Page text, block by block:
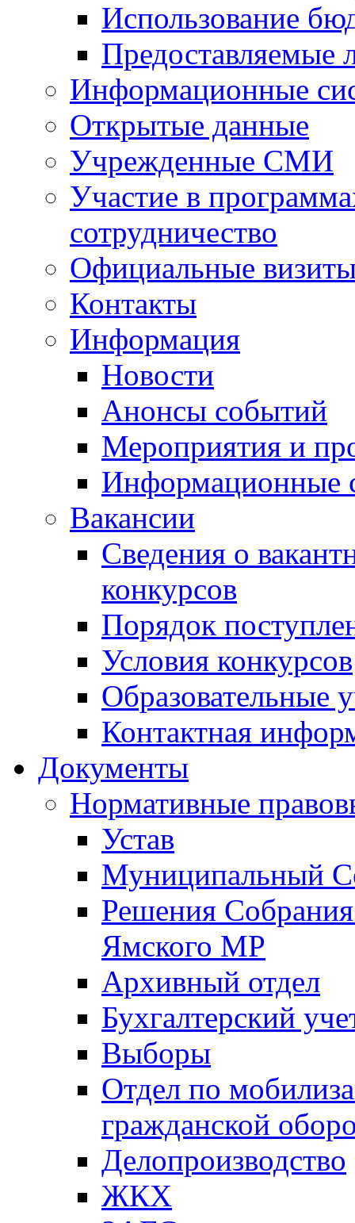
Использование
Предоставляемые
Информационные
Открытые данные
Учрежденные СМИ
Участие в
сотрудничество
Официальные
Контакты
Информация
Новости
Анонсы событий
Мероприятия и
Информационные
Вакансии
Сведения о
конкурсов
Порядок
Условия конкурсов
Образовательные
Контактная
Документы
Нормативные
Устав
Муниципальный
Решения
Ямского МР
Архивный отдел
Бухгалтерский
Выборы
Отдел по
гражданской
Делопроизводство
ЖКХ